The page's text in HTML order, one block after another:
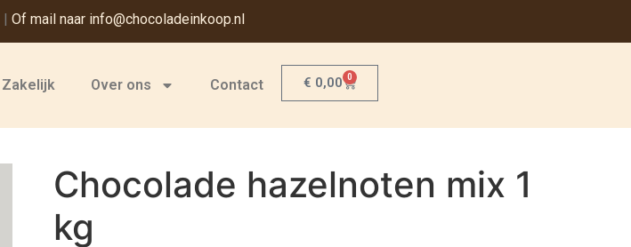
| Of mail naar info@chocoladeinkoop.nl
Zakelijk Over ons Contact € 0,00 0
Chocolade hazelnoten mix 1
kg